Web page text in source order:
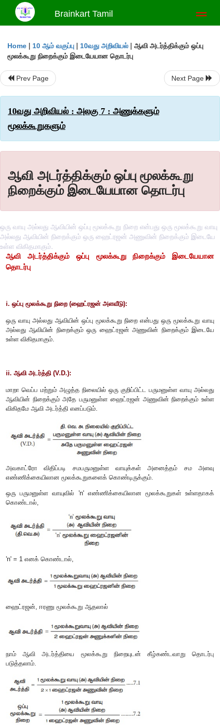
Brainkart Tamil
Home | 10 ஆம் வகுப்பு | 10வது அறிவியல் | ஆவி அடர்த்திக்கும் ஒப்பு
மூலக்கூறு நிறைக்கும் இடையேயான தொடர்பு
Prev Page Next Page
10வது அறிவியல் : அலகு 7 : அணுக்களும்
மூலக்கூறுகளும்
ஆவி அடர்த்திக்கும் ஒப்பு மூலக்கூறு
நிறைக்கும் இடையேயான தொடர்பு
ஒரு வாயு அல்லது ஆவியின் ஒப்பு மூலக்கூறு நிறை என்பது ஒரு மூலக்கூறு வாயு
அல்லது ஆவியின் நிறைக்கும் ஒரு ஹைட்ரஜன் அணுவின் நிறைக்கும் இடையே
உள்ள விகிதமாகும்.
ஆவி அடர்த்திக்கும் ஒப்பு மூலக்கூறு நிறைக்கும்
தொடர்பு
ஒப்பு மூலக்கூறு நிறை (ஹைட்ரஜன் அளவீடு):
ஒரு வாயு அல்லது ஆவியின் ஒப்பு மூலக்கூறு நிறை என்பது ஒரு
அல்லது ஆவியின் நிறைக்கும் ஒரு ஹைட்ரஜன் அணுவின்
உள்ள விகிதமாகும்.
ii.ஆவி அடர்த்தி ( V.D.):
ஆவியின் நிறைக்கும் அதே பருமனுள்ள ஹைட்ரஜன் அணுவின்
அவகாட்ரோ விதிப்படி சமபருமனுள்ள வாயுக்கள்
கொண்டால்
எனக் கொண்டால்,